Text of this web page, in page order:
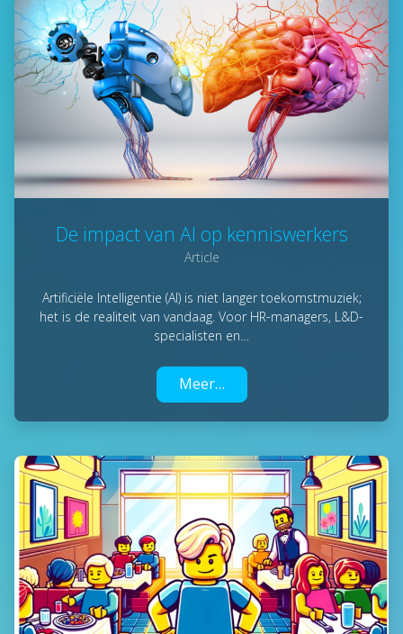
De impact van AI op kenniswerkers
Article
Artificiële Intelligentie (AI) is niet langer toekomstmuziek;
het is de realiteit van vandaag. Voor HR-managers, L&D-
specialisten en…
Meer…